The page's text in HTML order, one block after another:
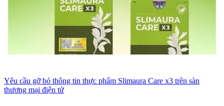
Yêu cầu gỡ bỏ thông tin thực phẩm Slimaura Care x3 trên sàn
thương mại điện tử